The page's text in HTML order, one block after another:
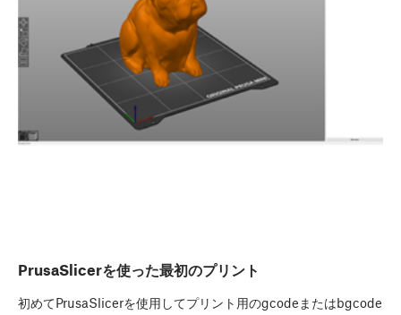
PrusaSlicerを使った最初のプリント
初めてPrusaSlicerを使用してプリント用のgcodeまたはbgcode